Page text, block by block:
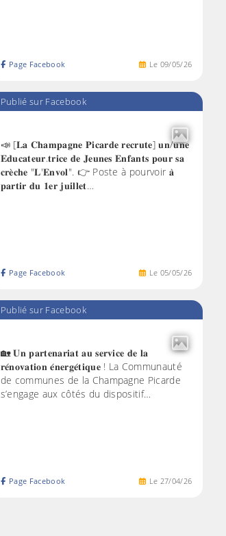
Le 09/05/26
Page Facebook
Publié sur Facebook
📣 [𝐋𝐚 𝐂𝐡𝐚𝐦𝐩𝐚𝐠𝐧𝐞 𝐏𝐢𝐜𝐚𝐫𝐝𝐞 𝐫𝐞𝐜𝐫𝐮𝐭𝐞] 𝐮𝐧/𝐮𝐧𝐞
𝐄𝐝𝐮𝐜𝐚𝐭𝐞𝐮𝐫.𝐭𝐫𝐢𝐜𝐞 𝐝𝐞 𝐉𝐞𝐮𝐧𝐞𝐬 𝐄𝐧𝐟𝐚𝐧𝐭𝐬 𝐩𝐨𝐮𝐫 𝐬𝐚
𝐜𝐫𝐞̀𝐜𝐡𝐞 "𝐋'𝐄𝐧𝐯𝐨𝐥". 👉 Poste à pourvoir 𝐚̀
𝐩𝐚𝐫𝐭𝐢𝐫 𝐝𝐮 𝟏𝐞𝐫 𝐣𝐮𝐢𝐥𝐥𝐞𝐭…
Le 05/05/26
Page Facebook
Publié sur Facebook
🏡 𝐔𝐧 𝐩𝐚𝐫𝐭𝐞𝐧𝐚𝐫𝐢𝐚𝐭 𝐚𝐮 𝐬𝐞𝐫𝐯𝐢𝐜𝐞 𝐝𝐞 𝐥𝐚
𝐫𝐞́𝐧𝐨𝐯𝐚𝐭𝐢𝐨𝐧 𝐞́𝐧𝐞𝐫𝐠𝐞́𝐭𝐢𝐪𝐮𝐞 ! La Communauté
de communes de la Champagne Picarde
s’engage aux côtés du dispositif…
Le 27/04/26
Page Facebook